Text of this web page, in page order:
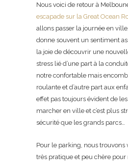
Nous voici de retour à
escapade sur la Great Ocean
allons passer la journée en
donne souvent un sentiment
la joie de découvrir une
stress lié d’une part à la
notre confortable mais
roulante et d’autre part aux
effet pas toujours évident de
marcher en ville et c’est plus
sécurité que les grands parcs…
Pour le parking, nous trouvons
très pratique et peu chère pour